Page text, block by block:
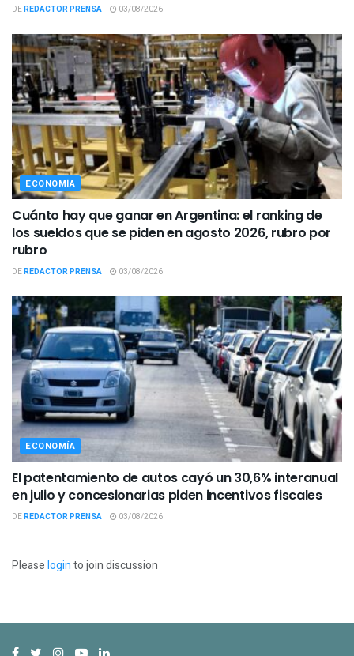
DEREDACTOR PRENSA 03/08/2026
ECONOMÍA
Cuánto hay que ganar en Argentina: el ranking de
los sueldos que se piden en agosto 2026, rubro por
rubro
DEREDACTOR PRENSA 03/08/2026
ECONOMÍA
El patentamiento de autos cayó un 30,6% interanual
en julio y concesionarias piden incentivos fiscales
DEREDACTOR PRENSA 03/08/2026
Pleaseloginto join discussion